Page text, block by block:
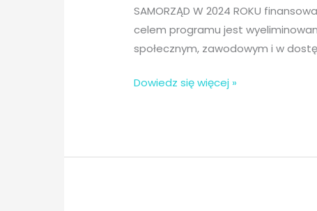
SAMORZĄD W 2024 ROKU
celem programu jest
społecznym, zawodowym i w
Aktywny
Dowiedz się więcej »